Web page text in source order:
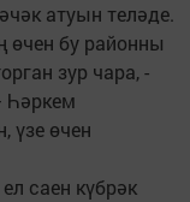
атуын теләде.
өчен бу районны
зур чара, -
Һәркем
үзе өчен
саен күбрәк